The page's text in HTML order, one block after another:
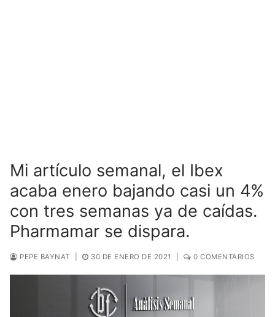
Mi artículo semanal, el Ibex
acaba enero bajando casi un 4%
con tres semanas ya de caídas.
Pharmamar se dispara.
PEPE BAYNAT 30 DE ENERO DE 2021 0 COMENTARIOS